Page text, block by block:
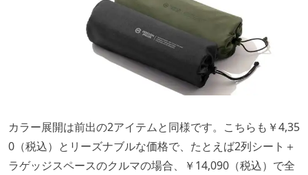
カラー展開は前出の2アイテムと同様です。こちらも￥4,35
0（税込）とリーズナブルな価格で、たとえば2列シート＋
ラゲッジスペースのクルマの場合、￥14,090（税込）で全